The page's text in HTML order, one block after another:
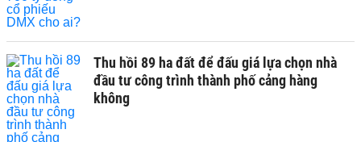
Thu hồi 89 ha đất để đấu giá lựa chọn nhà
đầu tư công trình thành phố cảng hàng
không